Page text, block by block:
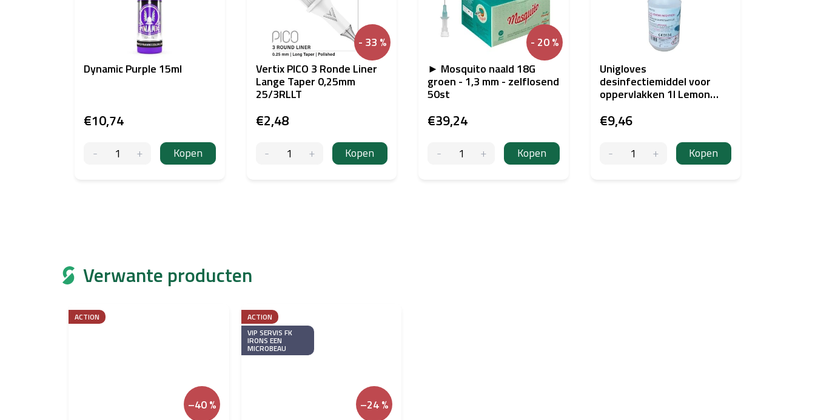
Verwante producten
ACTION
–40 %
ACTION
VIP SERVIS FK
IRONS EEN
MICROBEAU
–24 %
Dynamic Purple 15ml
€10,74
Kopen
- 33 %
Vertix PICO 3 Ronde Liner
Lange Taper 0,25mm
25/3RLLT
€2,48
Kopen
- 20 %
► Mosquito naald 18G
groen - 1,3 mm - zelflosend
50st
€39,24
Kopen
Unigloves
desinfectiemiddel voor
oppervlakken 1l Lemon
€9,46
Kopen